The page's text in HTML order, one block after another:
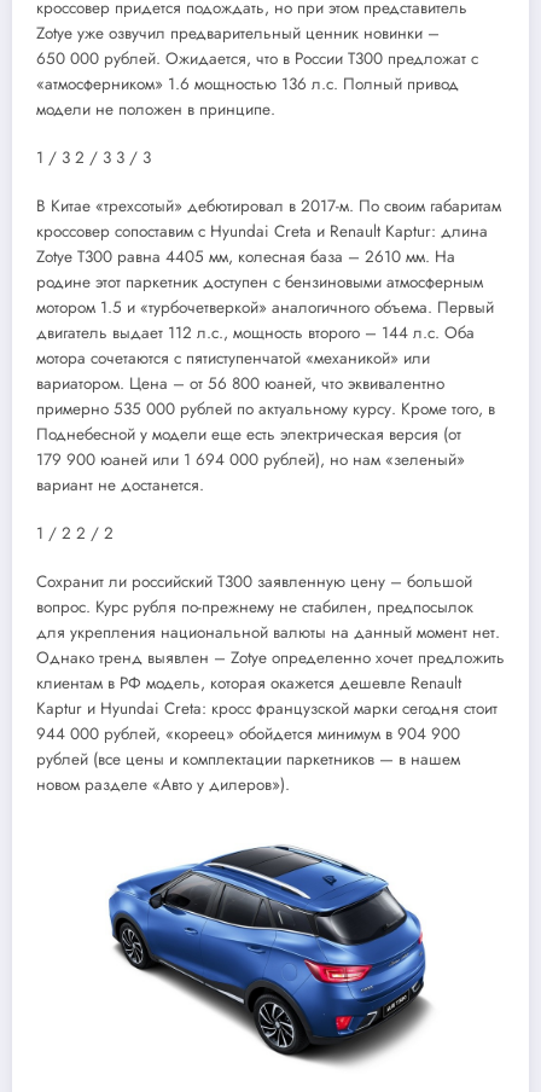
кроссовер придется подождать, но при этом представитель
Zotye уже озвучил предварительный ценник новинки –
650 000 рублей. Ожидается, что в России T300 предложат с
«атмосферником» 1.6 мощностью 136 л.с. Полный привод
модели не положен в принципе.
1 / 3 2 / 3 3 / 3
В Китае «трехсотый» дебютировал в 2017-м. По своим габаритам
кроссовер сопоставим с Hyundai Creta и Renault Kaptur: длина
Zotye T300 равна 4405 мм, колесная база – 2610 мм. На
родине этот паркетник доступен с бензиновыми атмосферным
мотором 1.5 и «турбочетверкой» аналогичного объема. Первый
двигатель выдает 112 л.с., мощность второго – 144 л.с. Оба
мотора сочетаются с пятиступенчатой «механикой» или
вариатором. Цена – от 56 800 юаней, что эквивалентно
примерно 535 000 рублей по актуальному курсу. Кроме того, в
Поднебесной у модели еще есть электрическая версия (от
179 900 юаней или 1 694 000 рублей), но нам «зеленый»
вариант не достанется.
1 / 2 2 / 2
Сохранит ли российский T300 заявленную цену – большой
вопрос. Курс рубля по-прежнему не стабилен, предпосылок
для укрепления национальной валюты на данный момент нет.
Однако тренд выявлен – Zotye определенно хочет предложить
клиентам в РФ модель, которая окажется дешевле Renault
Kaptur и Hyundai Creta: кросс французской марки сегодня стоит
944 000 рублей, «кореец» обойдется минимум в 904 900
рублей (все цены и комплектации паркетников — в нашем
новом разделе «Авто у дилеров»).